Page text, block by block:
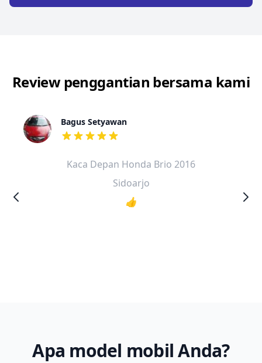
Review penggantian bersama kami
Bagus Setyawan
dari ulasan adalah bintang lima
Kaca Depan Honda Brio 2016
Sidoarjo
👍
Apa model mobil Anda?